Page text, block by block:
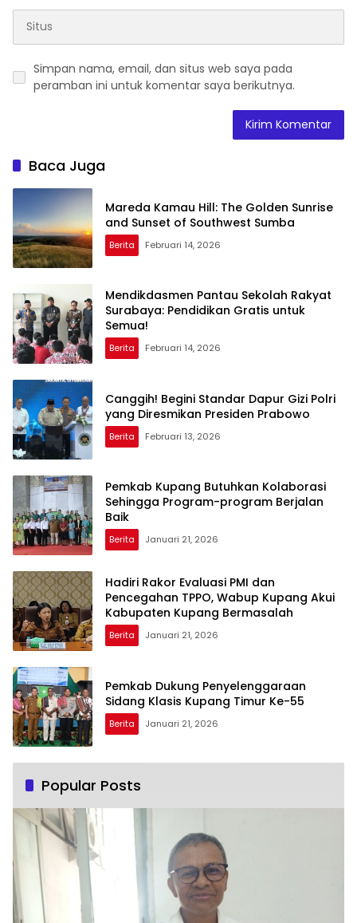
Simpan nama, email, dan situs web saya pada
peramban ini untuk komentar saya berikutnya.
Baca Juga
Mareda Kamau Hill: The Golden Sunrise
and Sunset of Southwest Sumba
Berita Februari 14, 2026
Mendikdasmen Pantau Sekolah Rakyat
Surabaya: Pendidikan Gratis untuk
Semua!
Berita Februari 14, 2026
Canggih! Begini Standar Dapur Gizi Polri
yang Diresmikan Presiden Prabowo
Berita Februari 13, 2026
Pemkab Kupang Butuhkan Kolaborasi
Sehingga Program-program Berjalan
Baik
Berita Januari 21, 2026
Hadiri Rakor Evaluasi PMI dan
Pencegahan TPPO, Wabup Kupang Akui
Kabupaten Kupang Bermasalah
Berita Januari 21, 2026
Pemkab Dukung Penyelenggaraan
Sidang Klasis Kupang Timur Ke-55
Berita Januari 21, 2026
Popular Posts